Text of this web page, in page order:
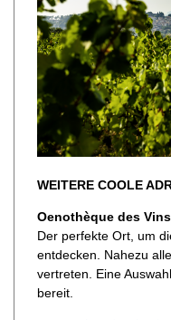
WEITERE COOLE
Oenothèque des
Der perfekte Ort, um
entdecken. Nahezu
vertreten. Eine
bereit.